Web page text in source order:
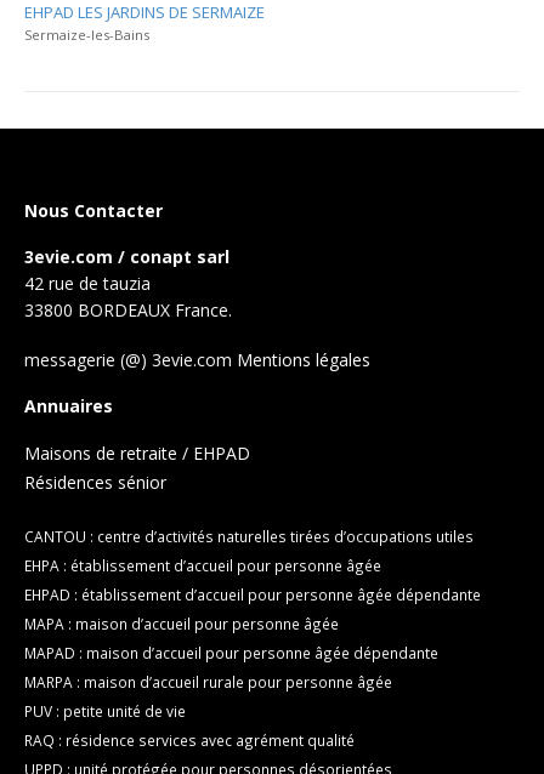
EHPAD LES JARDINS DE SERMAIZE
Sermaize-les-Bains
Nous Contacter
3evie.com / conapt sarl
42 rue de tauzia
33800 BORDEAUX France.
messagerie (@) 3evie.com Mentions légales
Annuaires
Maisons de retraite / EHPAD
Résidences sénior
CANTOU : centre d’activités naturelles tirées d’occupations utiles
EHPA : établissement d’accueil pour personne âgée
EHPAD : établissement d’accueil pour personne âgée dépendante
MAPA : maison d’accueil pour personne âgée
MAPAD : maison d’accueil pour personne âgée dépendante
MARPA : maison d’accueil rurale pour personne âgée
PUV : petite unité de vie
RAQ : résidence services avec agrément qualité
UPPD : unité protégée pour personnes désorientées